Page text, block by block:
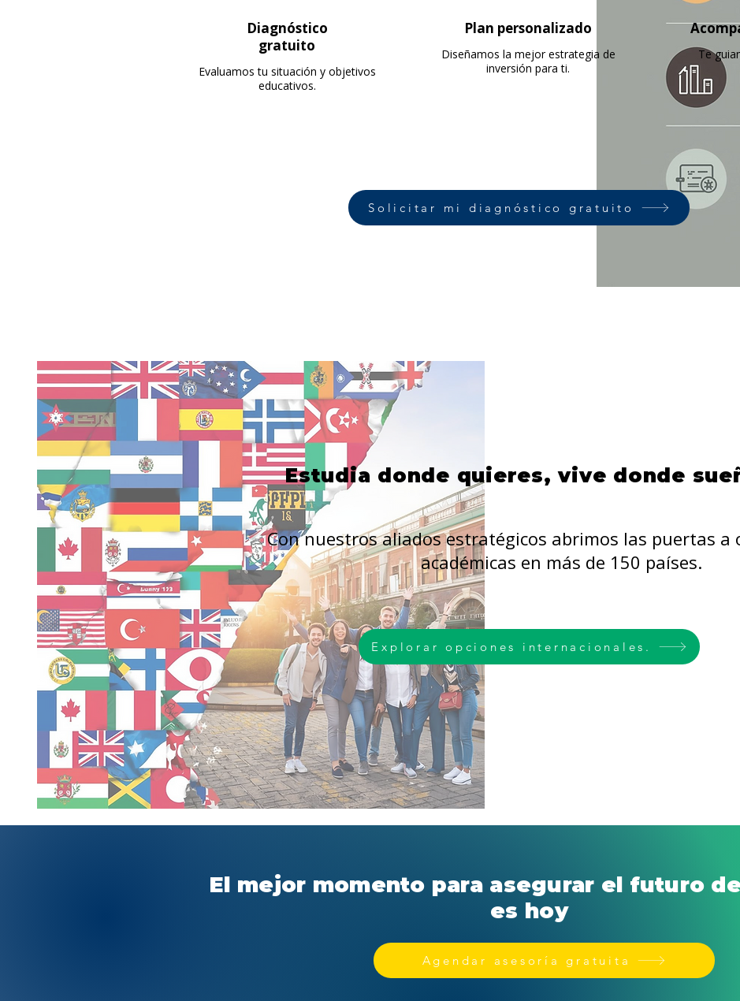
Diagnóstico
gratuito
Evaluamos tu situación y objetivos
educativos.
Plan personalizado
Diseñamos la mejor estrategia de
inversión para ti.
Te
Solicitar mi diagnóstico gratuito
Estudia donde quieres, vive donde
Con nuestros aliados estratégicos abrimos las puertas a
académicas en más de 150 países.
Explorar opciones internacionales.
El mejor momento para asegurar el futuro
es hoy
Agendar asesoría gratuita